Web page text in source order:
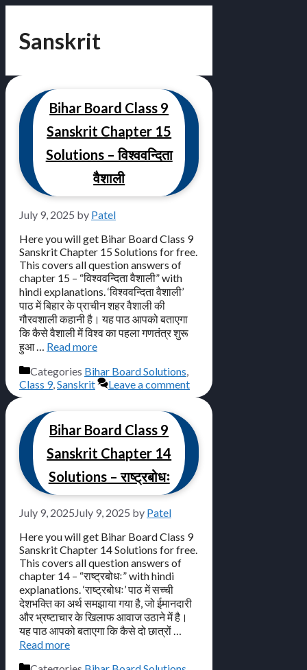
Sanskrit
Bihar Board Class 9
Sanskrit Chapter 15
Solutions – विश्ववन्दिता
वैशाली
July 9, 2025 by Patel
Here you will get Bihar Board Class 9
Sanskrit Chapter 15 Solutions for free.
This covers all question answers of
chapter 15 – “विश्ववन्दिता वैशाली” with
hindi explanations. ‘विश्ववन्दिता वैशाली’
पाठ में बिहार के प्राचीन शहर वैशाली की
गौरवशाली कहानी है। यह पाठ आपको बताएगा
कि कैसे वैशाली में विश्व का पहला गणतंत्र शुरू
हुआ … Read more
Categories Bihar Board Solutions
Class 9, Sanskrit Leave a comment
Bihar Board Class 9
Sanskrit Chapter 14
Solutions – राष्ट्रबोधः
July 9, 2025July 9, 2025 by Patel
Here you will get Bihar Board Class 9
Sanskrit Chapter 14 Solutions for free.
This covers all question answers of
chapter 14 – “राष्ट्रबोधः” with hindi
explanations. ‘राष्ट्रबोधः’ पाठ में सच्ची
देशभक्ति का अर्थ समझाया गया है, जो ईमानदारी
और भ्रष्टाचार के खिलाफ आवाज उठाने में है।
यह पाठ आपको बताएगा कि कैसे दो छात्रों …
Read more